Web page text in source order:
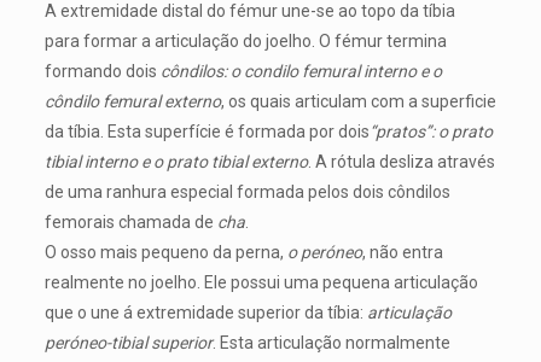
A extremidade distal do fémur une-se ao topo da tíbia
para formar a articulação do joelho. O fémur termina
formando dois côndilos: o condilo femural interno e o
côndilo femural externo, os quais articulam com a superficie
da tíbia. Esta superfície é formada por dois“pratos”: o prato
tibial interno e o prato tibial externo. A rótula desliza através
de uma ranhura especial formada pelos dois côndilos
femorais chamada de cha.
O osso mais pequeno da perna, o peróneo, não entra
realmente no joelho. Ele possui uma pequena articulação
que o une á extremidade superior da tíbia: articulação
peróneo-tibial superior. Esta articulação normalmente